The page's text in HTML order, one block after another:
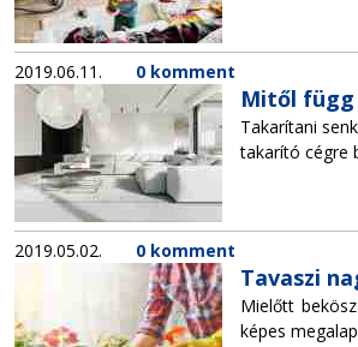
2019.06.11. 0 komment
Mitől függ
Takarítani
takarító cégre
2019.05.02. 0 komment
Tavaszi
Mielőtt
képes